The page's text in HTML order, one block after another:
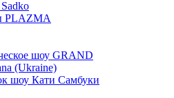
PLAZMA
шоу GRAND
(Ukraine)
шоу Кати Самбуки